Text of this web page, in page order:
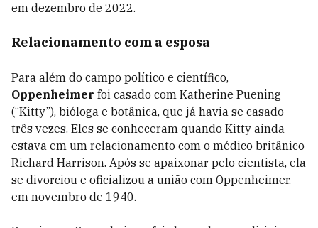
em dezembro de 2022.
Relacionamento com a esposa
Para além do campo político e científico,
Oppenheimer foi casado com Katherine Puening
(“Kitty”), bióloga e botânica, que já havia se casado
três vezes. Eles se conheceram quando Kitty ainda
estava em um relacionamento com o médico britânico
Richard Harrison. Após se apaixonar pelo cientista, ela
se divorciou e oficializou a união com Oppenheimer,
em novembro de 1940.